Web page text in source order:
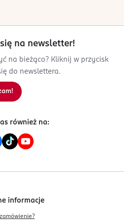
Polska
EAN
000773
na newsletter!
na bieżąco? Kliknij w przycisk
do newslettera.
również na:
informacje